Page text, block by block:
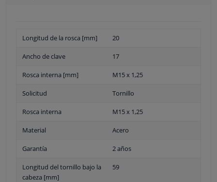
Longitud de la rosca [mm] 20
Ancho de clave 17
Rosca interna [mm] M15 x 1,25
Solicitud Tornillo
Rosca interna M15 x 1,25
Material Acero
Garantía 2 años
Longitud del tornillo bajo la
cabeza [mm]
59